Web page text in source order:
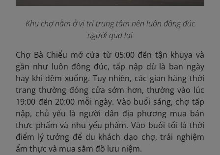
Khu chợ nằm ở vị trí trung tâm nên luôn đông đúc
người qua lại
Chợ Bà Chiểu mở cửa từ 05:00 đến tận khuya và
gần như luôn đông đúc, tấp nập dù là ban ngày
hay khi đêm xuống. Tuy nhiên, các gian hàng thời
trang thường đóng cửa sớm hơn, thường vào lúc
19:00 đến 20:00 mỗi ngày. Vào buổi sáng, chợ tấp
nập, chủ yếu là người dân địa phương mua bán
thực phẩm và nhu yếu phẩm. Vào buổi tối là thời
điểm lý tưởng để du khách dạo chợ, trải nghiệm
ẩm thực và mua sắm đồ lưu niệm.